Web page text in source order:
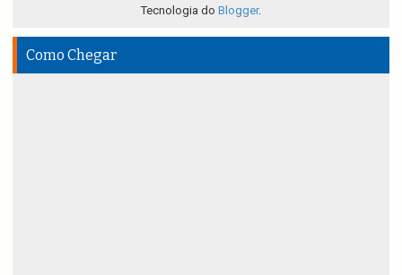
Tecnologia do Blogger.
Como Chegar